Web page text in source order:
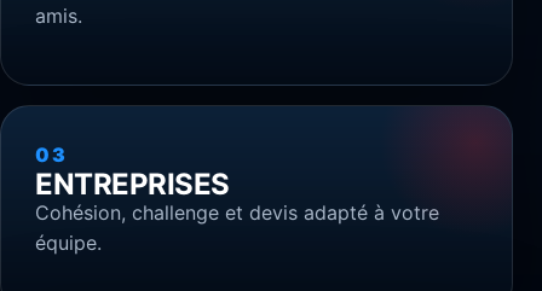
amis.
03
ENTREPRISES
Cohésion, challenge et devis adapté à votre
équipe.